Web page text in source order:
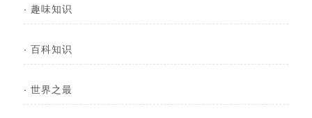
· 趣味知识
· 百科知识
· 世界之最